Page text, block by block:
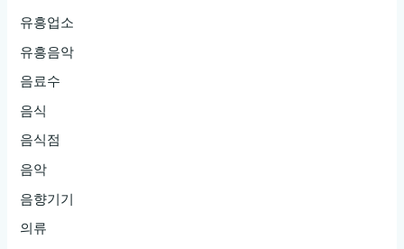
유흥업소
유흥음악
음료수
음식
음식점
음악
음향기기
의류